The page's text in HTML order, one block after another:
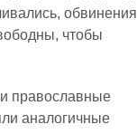
обвинения
чтобы
православные
аналогичные